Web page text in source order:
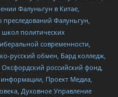
Фалуньгун в Китае,
Фалуньгун,
политических
современности,
русский обмен, Бард колледж,
российский фонд,
Проект Медиа,
Духовное Управление